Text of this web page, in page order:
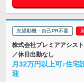
志望動機・自己PR不要
株式会社プレミアアシス
／休日出勤なし
月32万円以上可♪住宅
迎